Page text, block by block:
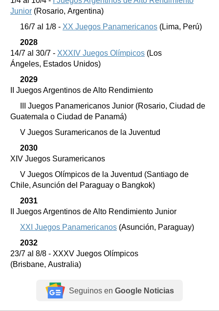
Junior (Rosario, Argentina)
16/7 al 1/8 - XX Juegos Panamericanos (Lima, Perú)
2028
14/7 al 30/7 - XXXIV Juegos Olímpicos (Los
Ángeles, Estados Unidos)
2029
II Juegos Argentinos de Alto Rendimiento
III Juegos Panamericanos Junior (Rosario, Ciudad de
Guatemala o Ciudad de Panamá)
V Juegos Suramericanos de la Juventud
2030
XIV Juegos Suramericanos
V Juegos Olímpicos de la Juventud (Santiago de
Chile, Asunción del Paraguay o Bangkok)
2031
II Juegos Argentinos de Alto Rendimiento Junior
XXI Juegos Panamericanos (Asunción, Paraguay)
2032
23/7 al 8/8 - XXXV Juegos Olímpicos
(Brisbane, Australia)
Seguinos en Google Noticias